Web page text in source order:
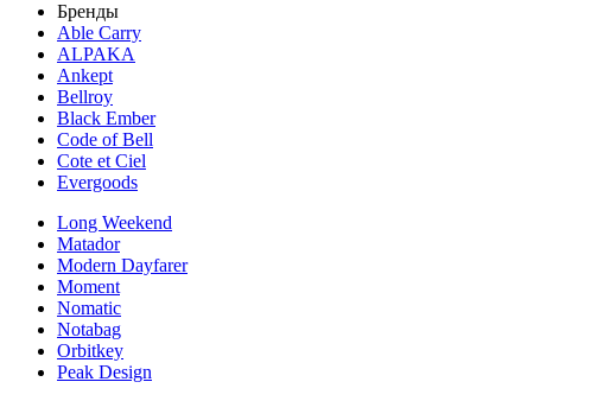
Бренды
Able Carry
ALPAKA
Ankept
Bellroy
Black Ember
Code of Bell
Cote et Ciel
Evergoods
Long Weekend
Matador
Modern Dayfarer
Moment
Nomatic
Notabag
Orbitkey
Peak Design